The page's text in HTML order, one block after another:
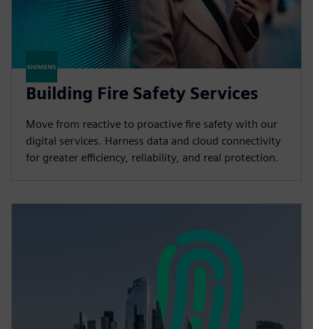
Building Fire Safety Services
Move from reactive to proactive fire safety with our
digital services. Harness data and cloud connectivity
for greater efficiency, reliability, and real protection.